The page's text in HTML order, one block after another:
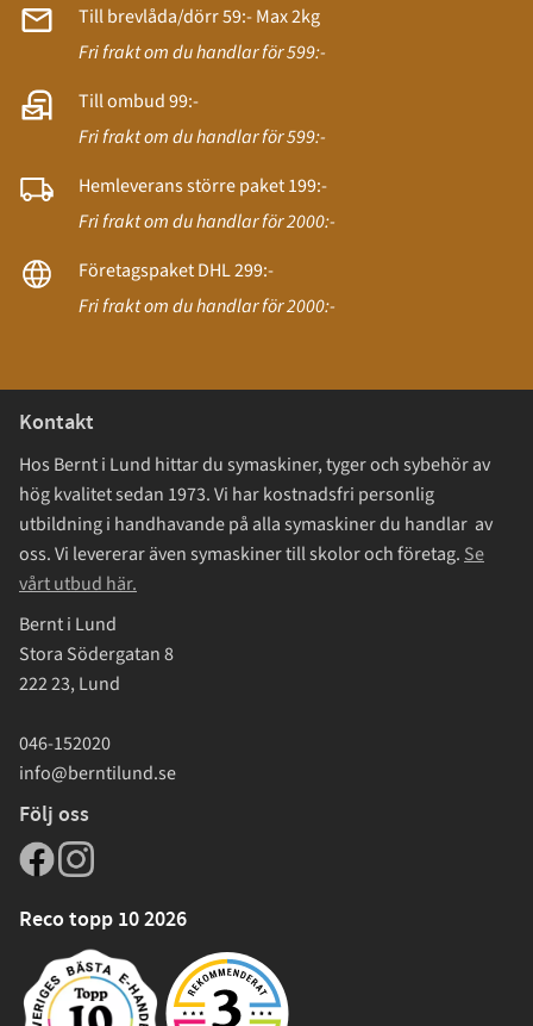
Till brevlåda/dörr 59:- Max 2kg
Fri frakt om du handlar för 599:-
Till ombud 99:-
Fri frakt om du handlar för 599:-
Hemleverans större paket 199:-
Fri frakt om du handlar för 2000:-
Företagspaket DHL 299:-
Fri frakt om du handlar för 2000:-
Kontakt
Hos Bernt i Lund hittar du symaskiner, tyger och sybehör av
hög kvalitet sedan 1973. Vi har kostnadsfri personlig
utbildning i handhavande på alla symaskiner du handlar av
oss. Vi levererar även symaskiner till skolor och företag. Se
vårt utbud här.
Bernt i Lund
Stora Södergatan 8
222 23, Lund
046-152020
info@berntilund.se
Följ oss
Reco topp 10 2026